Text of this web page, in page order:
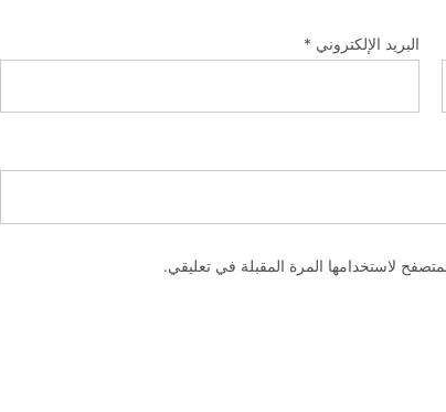
البريد الإلكتروني *
لاستخدامها المرة المقبلة في تعليقي.